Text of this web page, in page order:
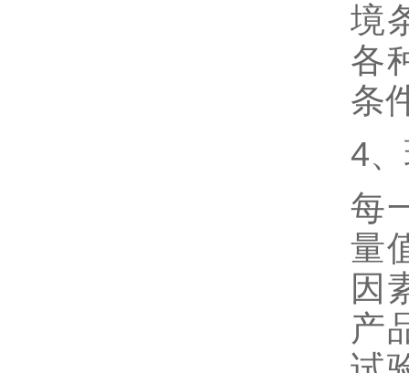
境
各
条
4
每
量
因
产